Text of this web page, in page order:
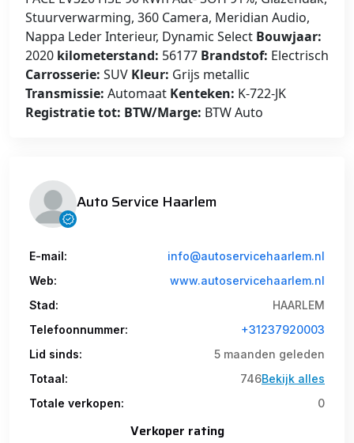
Stuurverwarming, 360 Camera, Meridian Audio,
Nappa Leder Interieur, Dynamic Select Bouwjaar:
2020 kilometerstand: 56177 Brandstof: Electrisch
Carrosserie: SUV Kleur: Grijs metallic
Transmissie: Automaat Kenteken: K-722-JK
Registratie tot: BTW/Marge: BTW Auto
Auto Service Haarlem
E-mail:
info@autoservicehaarlem.nl
Web:
www.autoservicehaarlem.nl
Stad:
HAARLEM
Telefoonnummer:
+31237920003
Lid sinds:
5 maanden geleden
Totaal:
746Bekijk alles
Totale verkopen:
0
Verkoper rating